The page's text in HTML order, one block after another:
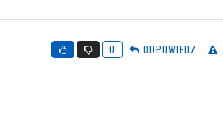
0 ODPOWIEDZ